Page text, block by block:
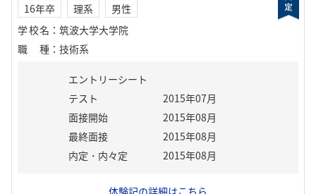
16年卒 理系
男性
学校名 ： 筑波大学大学院
職種 ： 技術系
エントリーシート
テスト
2015年07月
面接開始
2015年08月
最終面接
2015年08月
内定・内々定
2015年08月
体験記の詳細はこちら